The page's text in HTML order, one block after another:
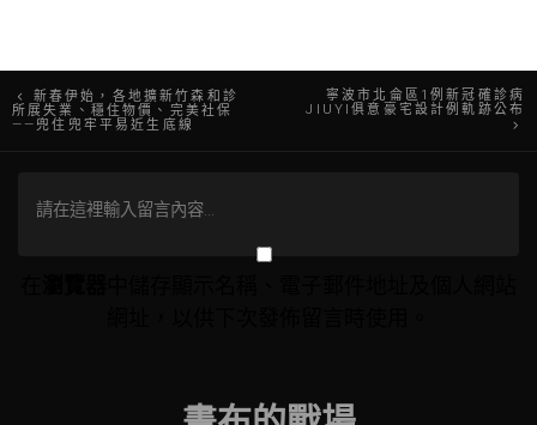
文
章
導
新春伊始，各地擴新竹森和診
所展失業、穩住物價、完美社保
——兜住兜牢平易近生底線
寧波市北侖區1例新冠確診病
JIUYI俱意豪宅設計例軌跡公布